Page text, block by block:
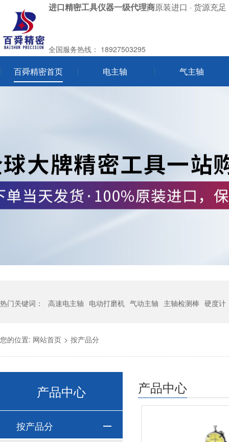
进口精密工具仪器一级代理商原装进口 · 货源充
全国服务热线： 18927503295
百舜精密首页 电主轴 气主轴
热门关键词： 高速电主轴 电动打磨机 气动主轴 主轴检测棒 硬度计
您的位置: 网站首页 > 按产品分
产品中心
产品中心
按产品分